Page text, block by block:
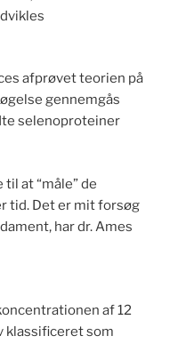
afprøvet teorien på
gennemgås
selenoproteiner
at “måle” de
tid. Det er mit forsøg
har dr. Ames
af 12
klassificeret som